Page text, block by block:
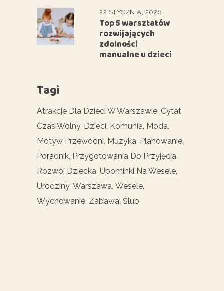
22 STYCZNIA, 2026
Top 5 warsztatów
rozwijających
zdolności
manualne u dzieci
Tagi
Atrakcje Dla Dzieci W Warszawie Cytat
Czas Wolny Dzieci Komunia Moda
Motyw Przewodni Muzyka Planowanie
Poradnik Przygotowania Do Przyjęcia
Rozwój Dziecka Upominki Na Wesele
Urodziny Warszawa Wesele
Wychowanie Zabawa Ślub